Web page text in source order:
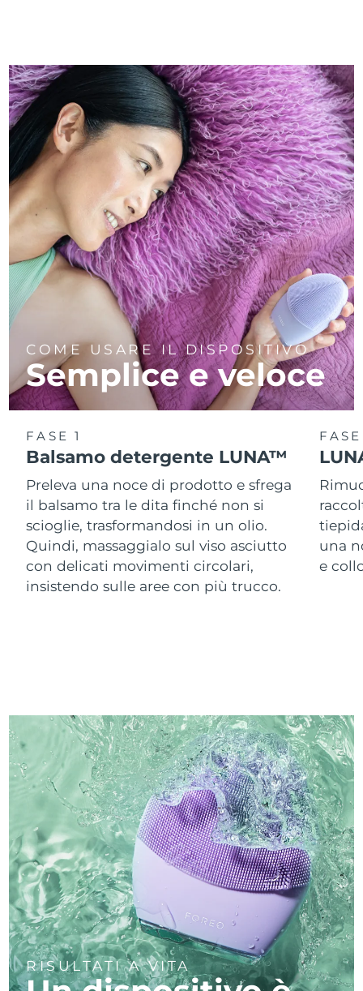
COME USARE IL DISPOSITIVO
Semplice e veloce
FASE 1
Balsamo detergente LUNA™
Preleva una noce di prodotto e sfrega
il balsamo tra le dita finché non si
scioglie, trasformandosi in un olio.
Quindi, massaggialo sul viso asciutto
con delicati movimenti circolari,
insistendo sulle aree con più trucco.
una
e
RISULTATI A VITA